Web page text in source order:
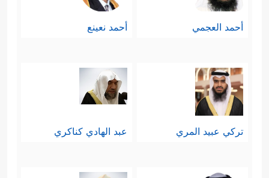
أحمد العجمي أحمد نعينع
تركي عبيد المري عبد الهادي كناكري